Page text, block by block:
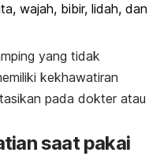
wajah, bibir, lidah, dan
yang tidak
kekhawatiran
pada dokter atau
saat pakai